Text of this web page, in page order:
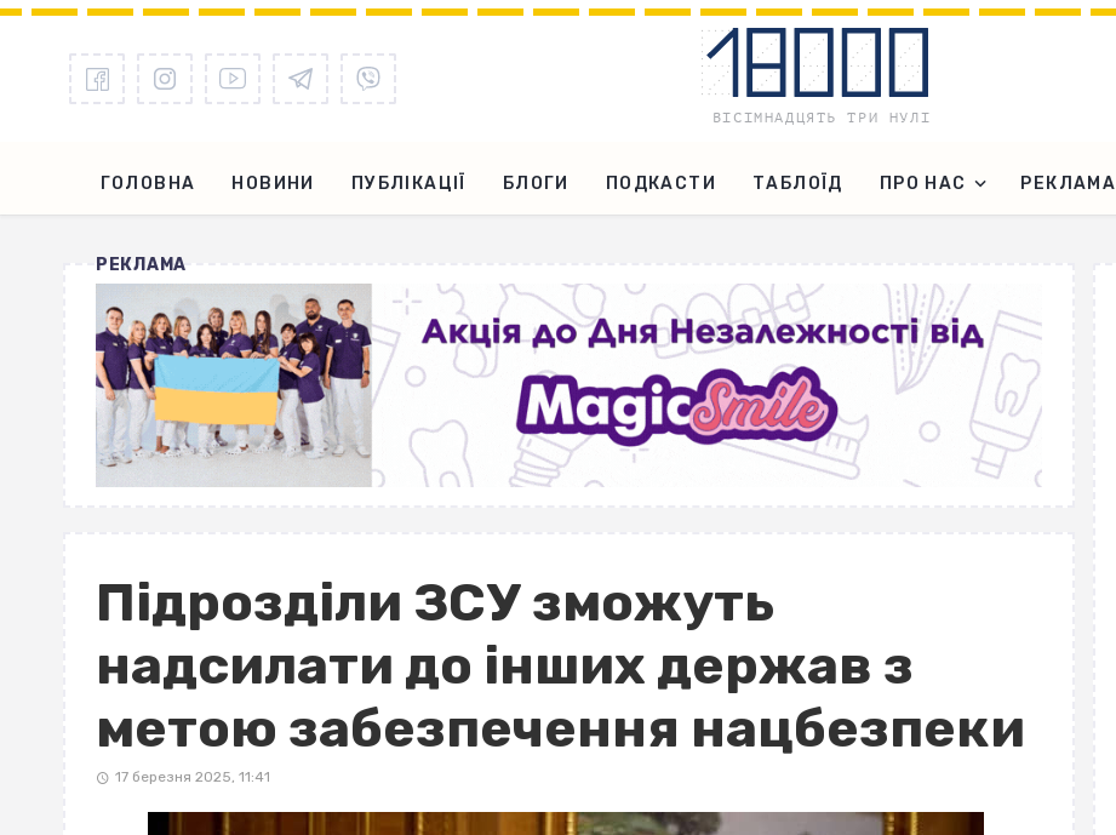
ГОЛОВНА НОВИНИ ПУБЛІКАЦІЇ БЛОГИ ПОДКАСТИ ТАБЛОЇД ПРО НАС РЕКЛАМА
РЕКЛАМА
Підрозділи ЗСУ зможуть
надсилати до інших держав з
метою забезпечення нацбезпеки
17 березня 2025, 11:41